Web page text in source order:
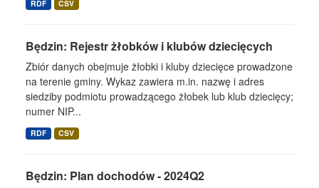
RDF CSV
Będzin: Rejestr żłobków i klubów dziecięcych
Zbiór danych obejmuje żłobki i kluby dziecięce prowadzone
na terenie gminy. Wykaz zawiera m.in. nazwę i adres
siedziby podmiotu prowadzącego żłobek lub klub dziecięcy;
numer NIP...
RDF CSV
Będzin: Plan dochodów - 2024Q2